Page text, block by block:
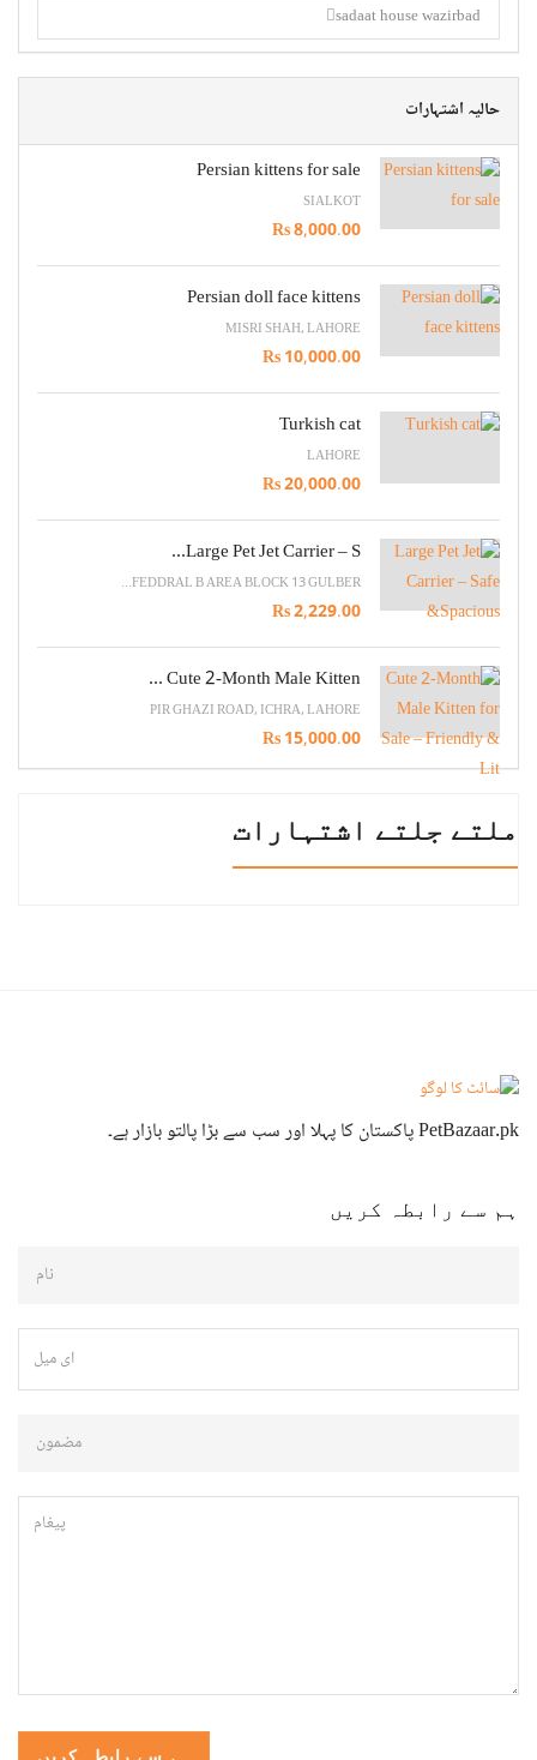
sadaat house wazirbad
حالیہ اشتہارات
Persian kittens for sale
SIALKOT
Rs 8,000.00
Persian doll face kittens
MISRI SHAH, LAHORE
Rs 10,000.00
Turkish cat
LAHORE
Rs 20,000.00
Large Pet Jet Carrier – S...
FEDDRAL B AREA BLOCK 13 GULBER...
Rs 2,229.00
Cute 2-Month Male Kitten ...
PIR GHAZI ROAD, ICHRA, LAHORE
Rs 15,000.00
ملتے جلتے اشتہارات
PetBazaar.pk پاکستان کا پہلا اور سب سے بڑا پالتو بازار ہے۔
ہم سے رابطہ کریں